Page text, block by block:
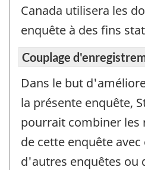
Canada utilisera les
enquête à des fins
Couplage
Dans le but
la présente enquête,
pourrait combiner les
de cette enquête
d'autres enquêtes ou